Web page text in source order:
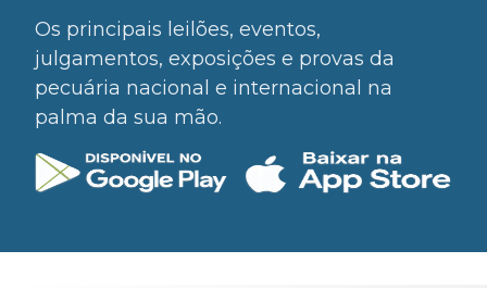
Os principais leilões, eventos,
julgamentos, exposições e provas da
pecuária nacional e internacional na
palma da sua mão.